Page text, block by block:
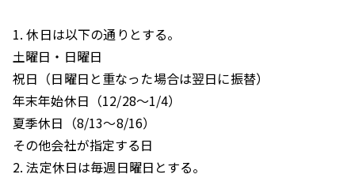
休日は以下の通りとする。
土曜日・日曜日
祝日（日曜日と重なった場合は翌日に振替）
年末年始休日（12/28～1/4）
夏季休日（8/13～8/16）
その他会社が指定する日
法定休日は毎週日曜日とする。